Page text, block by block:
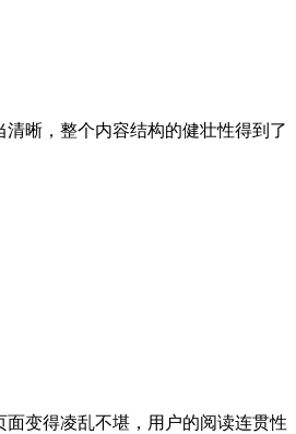
晰，整个内容结构的健壮性得到了
变得凌乱不堪，用户的阅读连贯性